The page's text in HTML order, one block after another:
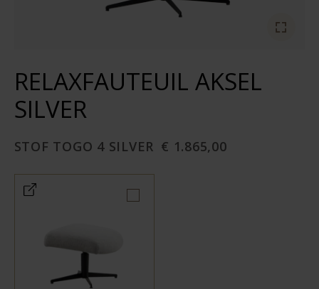
RELAXFAUTEUIL AKSEL
SILVER
STOF TOGO 4 SILVER € 1.865,00